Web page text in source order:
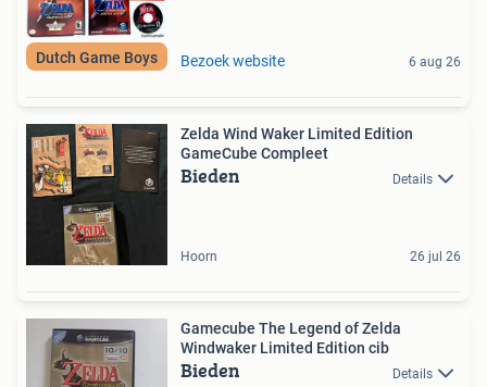
Dutch Game Boys Bezoek website 6 aug 26
Zelda Wind Waker Limited Edition
GameCube Compleet
Bieden Details
Hoorn 26 jul 26
Gamecube The Legend of Zelda
Windwaker Limited Edition cib
Bieden Details